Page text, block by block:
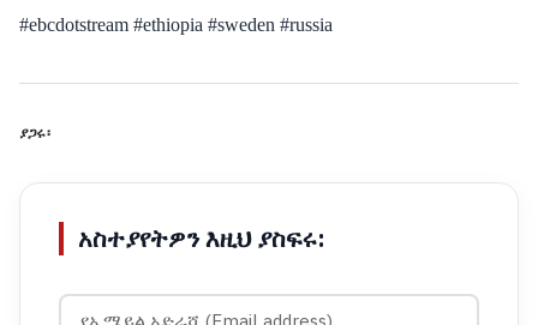
#ebcdotstream #ethiopia #sweden #russia
ያጋሩ፡
አስተያየትዎን እዚህ ያስፍሩ: